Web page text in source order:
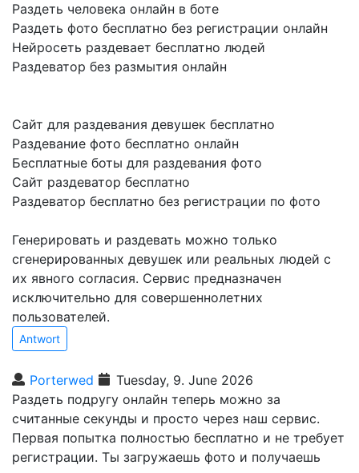
Раздеть человека онлайн в боте
Раздеть фото бесплатно без регистрации онлайн
Нейросеть раздевает бесплатно людей
Раздеватор без размытия онлайн
Сайт для раздевания девушек бесплатно
Раздевание фото бесплатно онлайн
Бесплатные боты для раздевания фото
Сайт раздеватор бесплатно
Раздеватор бесплатно без регистрации по фото
Генерировать и раздевать можно только
сгенерированных девушек или реальных людей с
их явного согласия. Сервис предназначен
исключительно для совершеннолетних
пользователей.
Antwort
Porterwed
Tuesday, 9. June 2026
Раздеть подругу онлайн теперь можно за
считанные секунды и просто через наш сервис.
Первая попытка полностью бесплатно и не требует
регистрации. Ты загружаешь фото и получаешь